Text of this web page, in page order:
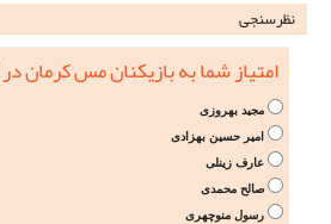
نظرسنجی
امتیاز شما به بازیکنان مس کرمان
مجید بهروزی
امیر حسین بهزادی
عارف زینلی
صالح محمدی
رسول منوچهری